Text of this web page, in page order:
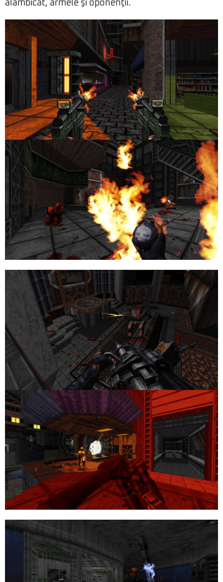
alambicat, armele şi oponenţii.